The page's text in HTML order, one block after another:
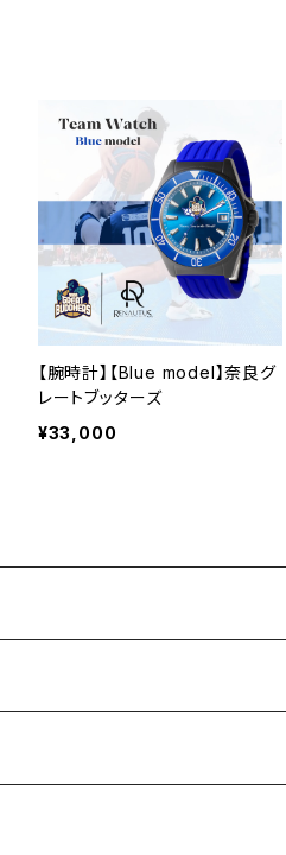
【腕時計】【Blue model】奈良グ
レートブッターズ
¥33,000